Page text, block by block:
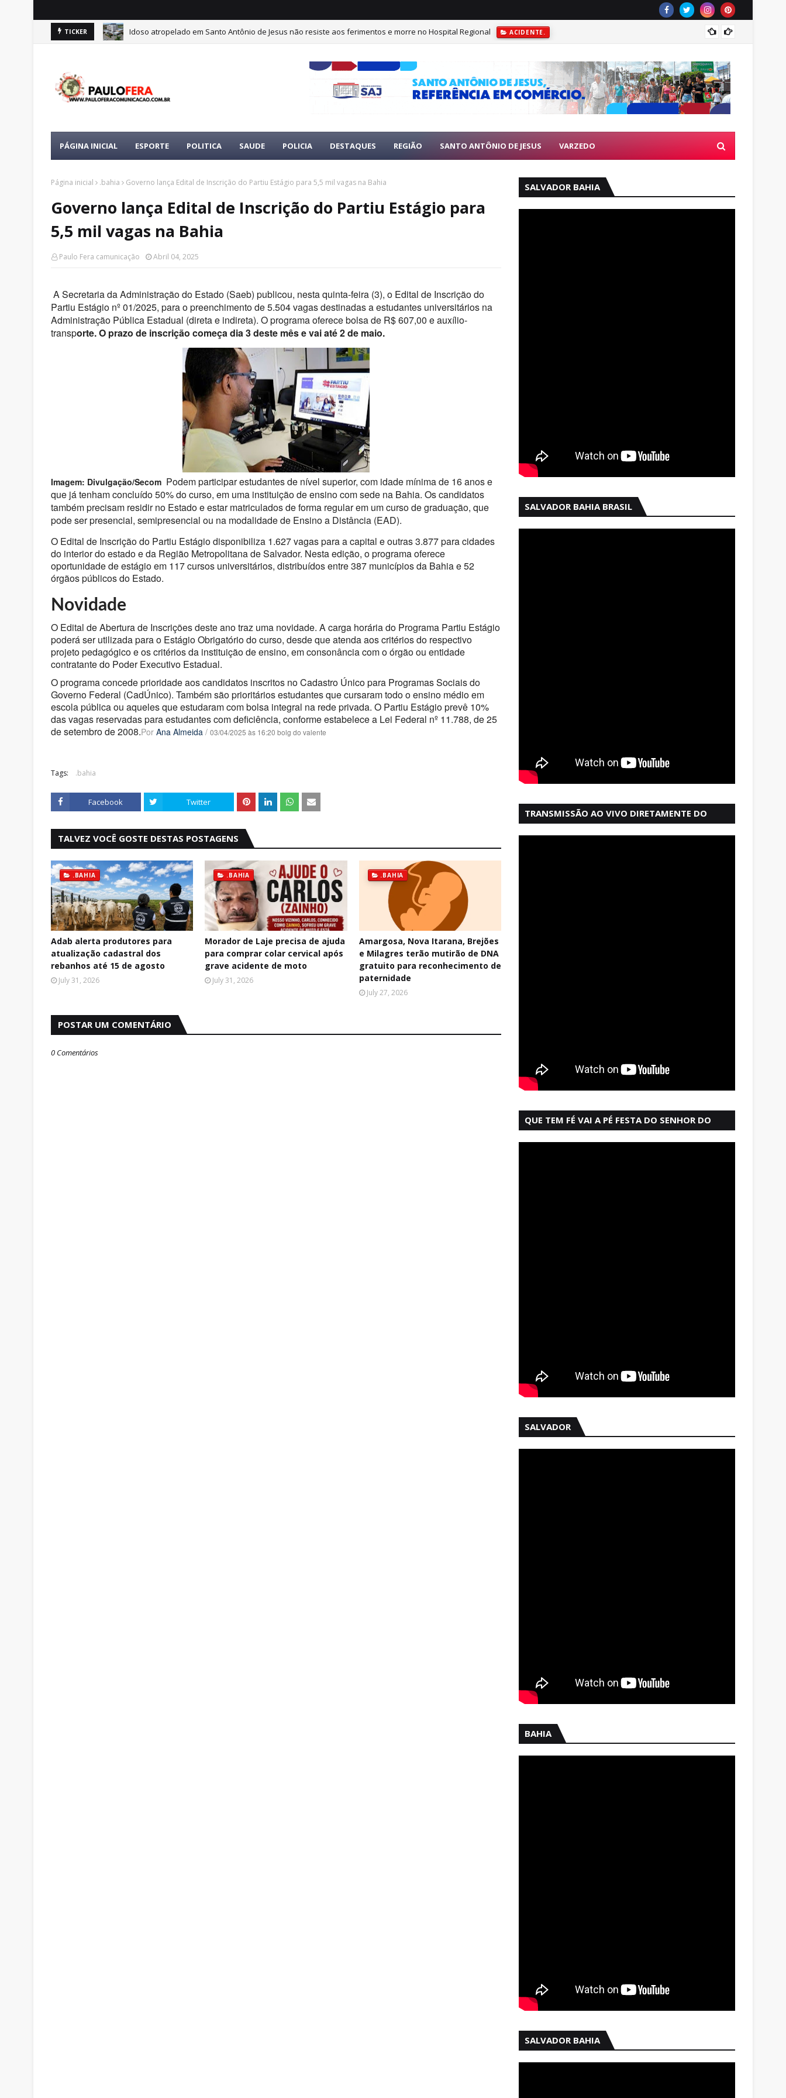
TICKER Idoso atropelado em Santo Antônio de Jesus não resiste aos ferimentos e morre no Hospital Regional ACIDENTE.
PÁGINA INICIAL ESPORTE POLITICA SAUDE POLICIA DESTAQUES REGIÃO SANTO ANTÔNIO DE JESUS VARZEDO
Página inicial .bahia Governo lança Edital de Inscrição do Partiu Estágio para 5,5 mil vagas na Bahia
Governo lança Edital de Inscrição do Partiu Estágio para
5,5 mil vagas na Bahia
Paulo Fera camunicação Abril 04, 2025
A Secretaria da Administração do Estado (Saeb) publicou, nesta quinta-feira (3), o Edital de Inscrição do
Partiu Estágio nº 01/2025, para o preenchimento de 5.504 vagas destinadas a estudantes universitários na
Administração Pública Estadual (direta e indireta). O programa oferece bolsa de R$ 607,00 e auxílio-
transporte. O prazo de inscrição começa dia 3 deste mês e vai até 2 de maio.
Imagem: Divulgação/Secom Podem participar estudantes de nível superior, com idade mínima de 16 anos e
que já tenham concluído 50% do curso, em uma instituição de ensino com sede na Bahia. Os candidatos
também precisam residir no Estado e estar matriculados de forma regular em um curso de graduação, que
pode ser presencial, semipresencial ou na modalidade de Ensino a Distância (EAD).
O Edital de Inscrição do Partiu Estágio disponibiliza 1.627 vagas para a capital e outras 3.877 para cidades
do interior do estado e da Região Metropolitana de Salvador. Nesta edição, o programa oferece
oportunidade de estágio em 117 cursos universitários, distribuídos entre 387 municípios da Bahia e 52
órgãos públicos do Estado.
Novidade
O Edital de Abertura de Inscrições deste ano traz uma novidade. A carga horária do Programa Partiu Estágio
poderá ser utilizada para o Estágio Obrigatório do curso, desde que atenda aos critérios do respectivo
projeto pedagógico e os critérios da instituição de ensino, em consonância com o órgão ou entidade
contratante do Poder Executivo Estadual.
O programa concede prioridade aos candidatos inscritos no Cadastro Único para Programas Sociais do
Governo Federal (CadÚnico). Também são prioritários estudantes que cursaram todo o ensino médio em
escola pública ou aqueles que estudaram com bolsa integral na rede privada. O Partiu Estágio prevê 10%
das vagas reservadas para estudantes com deficiência, conforme estabelece a Lei Federal nº 11.788, de 25
de setembro de 2008.Por Ana Almeida / 03/04/2025 às 16:20 bolg do valente
Tags: .bahia
Facebook Twitter
TALVEZ VOCÊ GOSTE DESTAS POSTAGENS
.BAHIA
Adab alerta produtores para
atualização cadastral dos
rebanhos até 15 de agosto
July 31, 2026
.BAHIA
Morador de Laje precisa de ajuda
para comprar colar cervical após
grave acidente de moto
July 31, 2026
.BAHIA
Amargosa, Nova Itarana, Brejões
e Milagres terão mutirão de DNA
gratuito para reconhecimento de
paternidade
July 27, 2026
POSTAR UM COMENTÁRIO
0 Comentários
SALVADOR BAHIA
SALVADOR BAHIA BRASIL
TRANSMISSÃO AO VIVO DIRETAMENTE DO
QUE TEM FÉ VAI A PÉ FESTA DO SENHOR DO
SALVADOR
BAHIA
SALVADOR BAHIA